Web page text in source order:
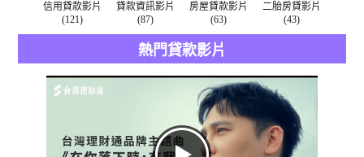
信用貸款影片
(121)
貸款資訊影片
(87)
房屋貸款影片
(63)
二胎房貸影片
(43)
熱門貸款影片